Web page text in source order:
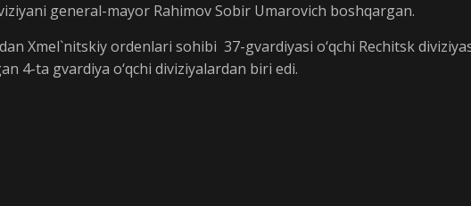
general-mayor Rahimov Sobir Umarovich boshqargan.
Xmel`nitskiy ordenlari sohibi 37-gvardiyasi o‘qchi Rechitsk
4-ta gvardiya o‘qchi diviziyalardan biri edi.